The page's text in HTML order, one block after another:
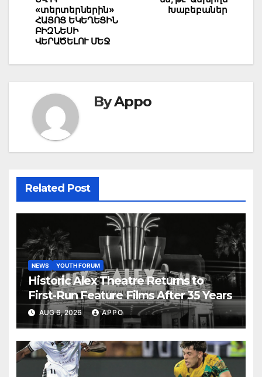
Խաբեբաներ
«տերտերներին»
ՀԱՅՈՑ ԵԿԵՂԵՑԻՆ
ԲԻԶՆԵՍԻ
ՎԵՐԱԾԵԼՈՒ ՄԵՋ
ByAppo
Related Post
NEWS YOUTH FORUM
Historic Alex Theatre Returns to
First-Run Feature Films After 35 Years
AUG 6, 2026 APPO